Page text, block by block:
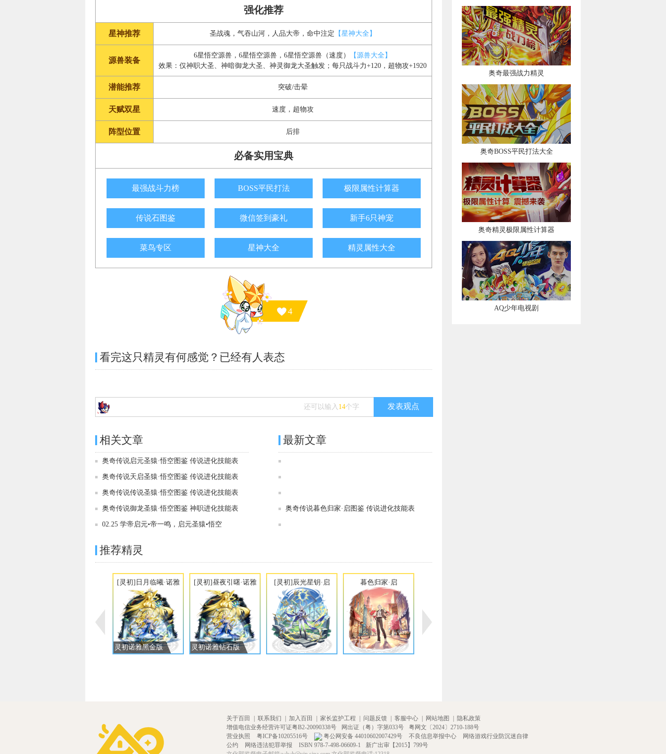
强化推荐
星神推荐 圣战魂，气吞山河，人品大帝，命中注定 【星神大全】
源兽装备
6星悟空源兽，6星悟空源兽，6星悟空源兽（速度）
【源兽大全】
效果：仅神职大圣、神暗御龙大圣、神灵御龙大圣触发；每只战斗力+120，超物攻+1920
潜能推荐 突破/击晕
天赋双星 速度，超物攻
阵型位置 后排
必备实用宝典
最强战斗力榜 BOSS平民打法 极限属性计算器
传说石图鉴 微信签到豪礼 新手6只神宠
菜鸟专区 星神大全 精灵属性大全
4
看完这只精灵有何感觉？已经有人表态
还可以输入 14个字 发表观点
相关文章
奥奇传说启元圣猿·悟空图鉴 传说进化技能表
奥奇传说天启圣猿·悟空图鉴 传说进化技能表
奥奇传说传说圣猿·悟空图鉴 传说进化技能表
奥奇传说御龙圣猿·悟空图鉴 神职进化技能表
02.25 学帝启元•帝一鸣，启元圣猿•悟空
最新文章
奥奇传说暮色归家·启图鉴 传说进化技能表
推荐精灵
[灵初]日月临曦·诺雅
灵初诺雅黑金版
[灵初]昼夜引曙·诺雅
灵初诺雅钻石版
[灵初]辰光星钥·启 暮色归家·启
奥奇最强战力精灵
奥奇BOSS平民打法大全
奥奇精灵极限属性计算器
AQ少年电视剧
关于百田 联系我们 加入百田 家长监护工程 问题反馈 客服中心 网站地图
隐私政策
增值电信业务经营许可证粤B2-20090338号
网出证（粤）字第033号
粤网文〔2024〕2710-188号
营业执照
粤ICP备10205516号 粤公网安备 44010602007429号 不良信息举报中心
网络游戏行业防沉迷自律
公约
网络违法犯罪举报 ISBN 978-7-498-06609-1
新广出审【2015】799号